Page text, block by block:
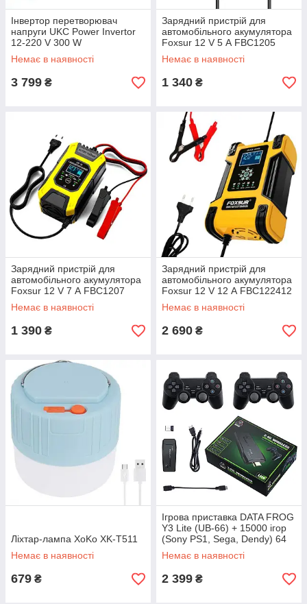
Інвертор перетворювач
напруги UKC Power Invertor
12-220 V 300 W
Немає в наявності
3 799 ₴
Зарядний пристрій для
автомобільного акумулятора
Foxsur 12 V 5 А FBC1205
Немає в наявності
1 340 ₴
Зарядний пристрій для
автомобільного акумулятора
Foxsur 12 V 7 А FBC1207
Немає в наявності
1 390 ₴
Зарядний пристрій для
автомобільного акумулятора
Foxsur 12 V 12 А FBC122412
Немає в наявності
2 690 ₴
Ліхтар-лампа XoKo XK-T511
Немає в наявності
679 ₴
Ігрова приставка DATA FROG
Y3 Lite (UB-66) + 15000 ігор
(Sony PS1, Sega, Dendy) 64
ГБ
Немає в наявності
2 399 ₴